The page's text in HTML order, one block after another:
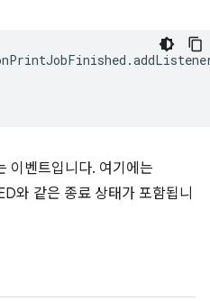
.
이벤트입니다. 여기에는
와 같은 종료 상태가 포함됩니